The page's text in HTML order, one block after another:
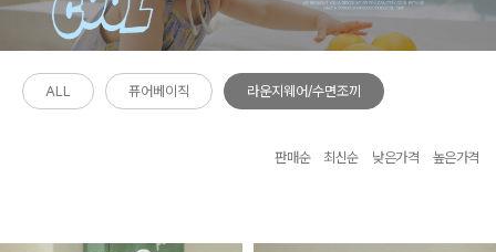
ALL 퓨어베이직 라운지웨어/수면조끼
판매순 최신순 낮은가격 높은가격